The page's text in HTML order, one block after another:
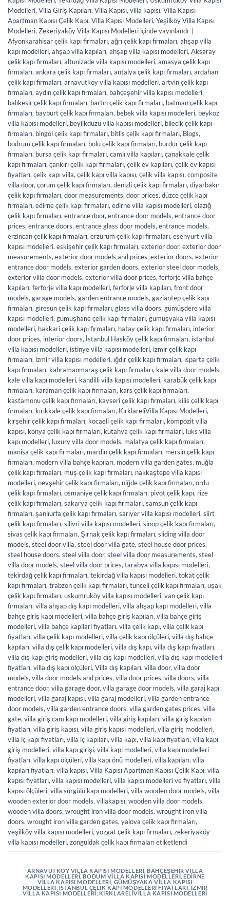
Modelleri, Villa Giriş Kapıları, Villa Kapısı, villa kapısı, Villa Kapısı
Apartman Kapısı Çelik Kapı, Villa Kapısı Modelleri, Yeşilköy Villa Kapısı
Modelleri, Zekeriyaköy Villa Kapısı Modelleri içinde yayınlandı
Afyonkarahisar çelik kapı firmaları, ağrı çelik kapı firmaları, ahşap villa
kapı modelleri, ahşap villa kapıları, ahşap villa kapısı modelleri, Aksaray
çelik kapı firmaları, altunizade villa kapısı modelleri, amasya çelik kapı
firmaları, ankara çelik kapı firmaları, antalya çelik kapı firmaları, ardahan
çelik kapı firmaları, arnavutköy villa kapısı modelleri, artvin çelik kapı
firmaları, aydın çelik kapı firmaları, bahçeşehir villa kapısı modelleri,
balıkesir çelik kapı firmaları, bartın çelik kapı firmaları, batman çelik kapı
firmaları, bayburt çelik kapı firmaları, bebek villa kapısı modelleri, beykoz
villa kapısı modelleri, beylikdüzü villa kapısı modelleri, bilecik çelik kapı
firmaları, bingöl çelik kapı firmaları, bitlis çelik kapı firmaları, Blogs,
bodrum çelik kapı firmaları, bolu çelik kapı firmaları, burdur çelik kapı
firmaları, bursa çelik kapı firmaları, camlı villa kapıları, çanakkale çelik
kapı firmaları, çankırı çelik kapı firmaları, çelik ev kapıları, çelik ev kapısı
fiyatları, çelik kapı villa, çelik kapı villa kapısı, çelik villa kapısı, composite
villa door, çorum çelik kapı firmaları, denizli çelik kapı firmaları, diyarbakır
çelik kapı firmaları, door measurements, door prices, düzce çelik kapı
firmaları, edirne çelik kapı firmaları, edirne villa kapısı modelleri, elazığ
çelik kapı firmaları, entrance door, entrance door models, entrance door
prices, entrance doors, entrance glass door models, entrance models,
erzincan çelik kapı firmaları, erzurum çelik kapı firmaları, esenyurt villa
kapısı modelleri, eskişehir çelik kapı firmaları, exterior door, exterior door
measurements, exterior door models and prices, exterior doors, exterior
entrance door models, exterior garden doors, exterior steel door models,
exterior villa door models, exterior villa door prices, ferforje villa bahçe
kapıları, ferforje villa kapı modelleri, ferforje villa kapıları, front door
models, garage models, garden entrance models, gaziantep çelik kapı
firmaları, giresun çelik kapı firmaları, glass villa doors, gümüşdere villa
kapısı modelleri, gümüşhane çelik kapı firmaları, gümüşyaka villa kapısı
modelleri, hakkari çelik kapı firmaları, hatay çelik kapı firmaları, interior
door prices, interior doors, İstanbul Hasköy çelik kapı firmaları, istanbul
villa kapısı modelleri, istinye villa kapısı modelleri, izmir çelik kapı
firmaları, izmir villa kapısı modelleri, ığdır çelik kapı firmaları, ısparta çelik
kapı firmaları, kahramanmaraş çelik kapı firmaları, kale villa door models,
kale villa kapı modelleri, kandilli villa kapısı modelleri, karabük çelik kapı
firmaları, karaman çelik kapı firmaları, kars çelik kapı firmaları,
kastamonu çelik kapı firmaları, kayseri çelik kapı firmaları, kilis çelik kapı
firmaları, kırıkkale çelik kapı firmaları, KırklareliVilla Kapısı Modelleri,
kırşehir çelik kapı firmaları, kocaeli çelik kapı firmaları, kompozit villa
kapısı, konya çelik kapı firmaları, kütahya çelik kapı firmaları, lüks villa
kapı modelleri, luxury villa door models, malatya çelik kapı firmaları,
manisa çelik kapı firmaları, mardin çelik kapı firmaları, mersin çelik kapı
firmaları, modern villa bahçe kapıları, modern villa garden gates, muğla
çelik kapı firmaları, muş çelik kapı firmaları, nakkaştepe villa kapısı
modelleri, nevşehir çelik kapı firmaları, niğde çelik kapı firmaları, ordu
çelik kapı firmaları, osmaniye çelik kapı firmaları, pivot çelik kapı, rize
çelik kapı firmaları, sakarya çelik kapı firmaları, samsun çelik kapı
firmaları, şanlıurfa çelik kapı firmaları, sarıyer villa kapısı modelleri, siirt
çelik kapı firmaları, silivri villa kapısı modelleri, sinop çelik kapı firmaları,
sivas çelik kapı firmaları, Şırnak çelik kapı firmaları, sliding villa door
models, steel door villa, steel door villa gate, steel house door prices,
steel house doors, steel villa door, steel villa door measurements, steel
villa door models, steel villa door prices, tarabya villa kapısı modelleri,
tekirdağ çelik kapı firmaları, tekirdağ villa kapısı modelleri, tokat çelik
kapı firmaları, trabzon çelik kapı firmaları, tunceli çelik kapı firmaları, uşak
çelik kapı firmaları, uskumruköy villa kapısı modelleri, van çelik kapı
firmaları, villa ahşap dış kapı modelleri, villa ahşap kapı modelleri, villa
bahçe giriş kapı modelleri, villa bahçe giriş kapıları, villa bahçe giriş
modelleri, villa bahçe kapilari fiyatları, villa çelik kapı, villa çelik kapı
fiyatları, villa çelik kapı modelleri, villa çelik kapı ölçüleri, villa dış bahçe
kapıları, villa dış çelik kapı modelleri, villa dış kapı, villa dış kapı fiyatları,
villa dış kapı giriş modelleri, villa dış kapı modelleri, villa dış kapı modelleri
fiyatları, villa dış kapı ölçüleri, Villa dış kapıları, villa door, villa door
models, villa door models and prices, villa door prices, villa doors, villa
entrance door, villa garage door, villa garage door models, villa garaj kapı
modelleri, villa garaj kapısı, villa garaj modelleri, villa garden entrance
door models, villa garden entrance doors, villa garden gates prices, villa
gate, villa giriş cam kapı modelleri, villa giriş kapıları, villa giriş kapıları
fiyatları, villa giriş kapısı, villa giriş kapısı modelleri, villa giriş modelleri,
villa iç kapı fiyatları, villa iç kapıları, villa kapı, villa kapı fiyatları, villa kapı
giriş modelleri, villa kapı girişi, villa kapı modelleri, villa kapı modelleri
fiyatları, villa kapı ölçüleri, villa kapı önü modelleri, villa kapıları, villa
kapıları fiyatları, villa kapısı, Villa Kapısı Apartman Kapısı Çelik Kapı, villa
kapısı fiyatları, villa kapısı modelleri, villa kapısı modelleri ve fiyatları, villa
kapısı ölçüleri, villa sürgülü kapı modelleri, villa wooden door models, villa
wooden exterior door models, villakapısı, wooden villa door models,
wooden villa doors, wrought iron villa door models, wrought iron villa
doors, wrought iron villa garden gates, yalova çelik kapı firmaları,
yeşilköy villa kapısı modelleri, yozgat çelik kapı firmaları, zekeriyaköy
villa kapısı modelleri, zonguldak çelik kapı firmalarıetiketlendi
ARNAVUTKÖY VILLA KAPISI MODELLERI ,BAHÇEŞEHIR VILLA
KAPISI MODELLERI ,BODUM VILLA KAPISI MODELLERI ,EDIRNE
VILLA KAPISI MODELLERI GÜMÜŞYAKA VILLA KAPISI
MODELLERI İSTANBUL ÇELIK KAPI MODELLERI FIYATLARI İZMIR
VILLA KAPISI MODELLERI KIRKLARELIVILLA KAPISI MODELLERI